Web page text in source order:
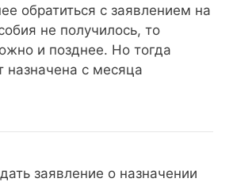
обратиться с заявлением на
не получилось, то
и позднее. Но тогда
назначена с месяца
заявление о назначении